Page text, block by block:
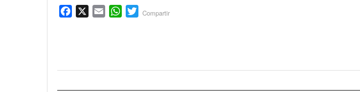
Facebook Email WhatsApp
Twitter
Compartir